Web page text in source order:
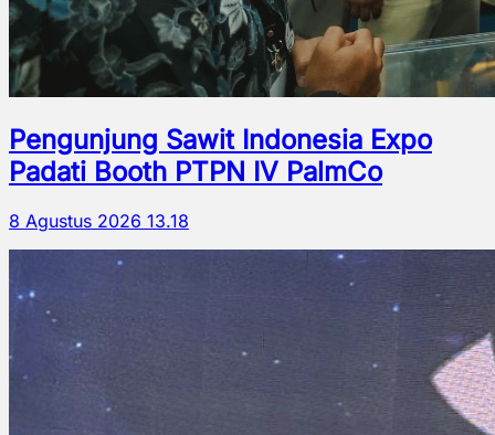
Pengunjung Sawit Indonesia Expo
Padati Booth PTPN IV PalmCo
8 Agustus 2026 13.18